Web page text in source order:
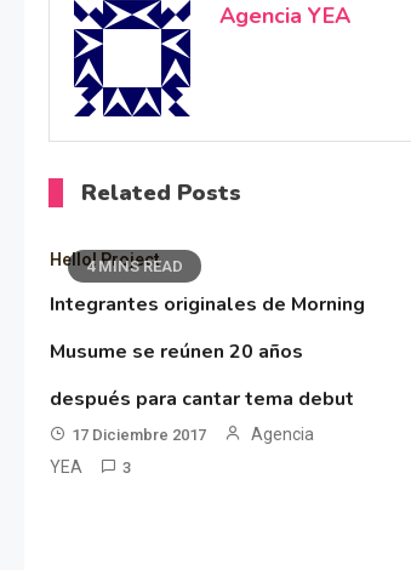
Agencia YEA
Related Posts
4 MINS READ
Hello! Project
Integrantes originales de Morning
Musume se reúnen 20 años
después para cantar tema debut
17 Diciembre 2017
Agencia
YEA
3